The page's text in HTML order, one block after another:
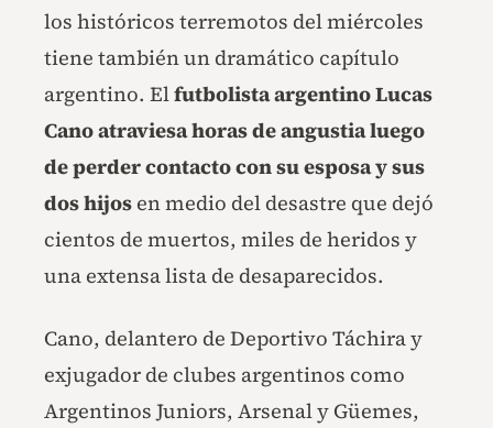
los históricos terremotos del miércoles
tiene también un dramático capítulo
argentino. Elfutbolista argentino Lucas
Cano atraviesa horas de angustia luego
de perder contacto con su esposa ysus
dos hijos en medio del desastre que dejó
cientos de muertos, miles de heridos y
una extensa lista de desaparecidos.
Cano, delantero de Deportivo Táchira y
exjugador de clubes argentinos como
Argentinos Juniors, Arsenal y Güemes,